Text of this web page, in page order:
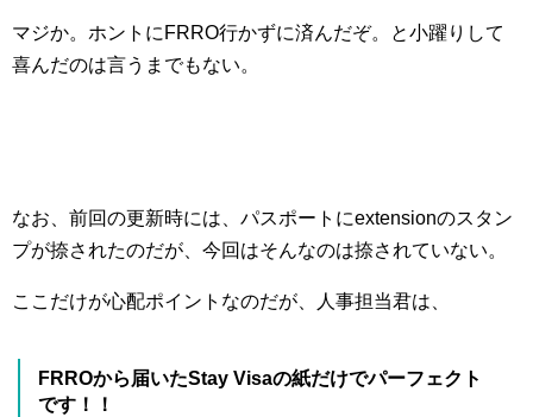
マジか。ホントにFRRO行かずに済んだぞ。と小躍りして
喜んだのは言うまでもない。
なお、前回の更新時には、パスポートにextensionのスタン
プが捺されたのだが、今回はそんなのは捺されていない。
ここだけが心配ポイントなのだが、人事担当君は、
FRROから届いたStay Visaの紙だけでパーフェクト
です！！